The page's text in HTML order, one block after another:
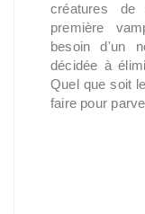
créatures
première
besoin d'un
décidée à
Quel que soit
faire pour